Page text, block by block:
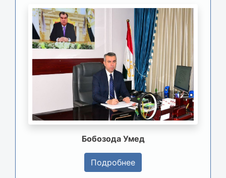
Бобозода Умед
Подробнее